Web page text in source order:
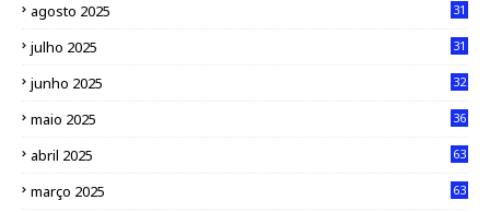
agosto 2025 31
julho 2025 31
junho 2025 32
maio 2025 36
abril 2025 63
março 2025 63